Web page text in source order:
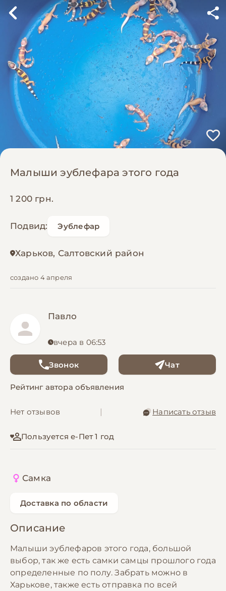
Малыши эублефара этого года
1 200 грн.
Подвид: Эублефар
Харьков, Салтовский район
создано 4 апреля
Павло
вчера в 06:53
Звонок Чат
Рейтинг автора объявления
Нет отзывов Написать отзыв
Пользуется е-Пет 1 год
Самка
Доставка по области
Описание
Малыши эублефаров этого года, большой
выбор, так же есть самки самцы прошлого года
определенные по полу. Забрать можно в
Харькове, также есть отправка по всей